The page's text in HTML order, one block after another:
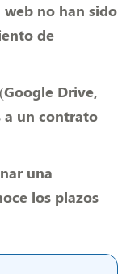
no han sido
de
Drive,
a un contrato
una
los plazos